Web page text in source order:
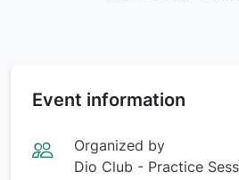
Event information
Organized by
Dio Club - Practice